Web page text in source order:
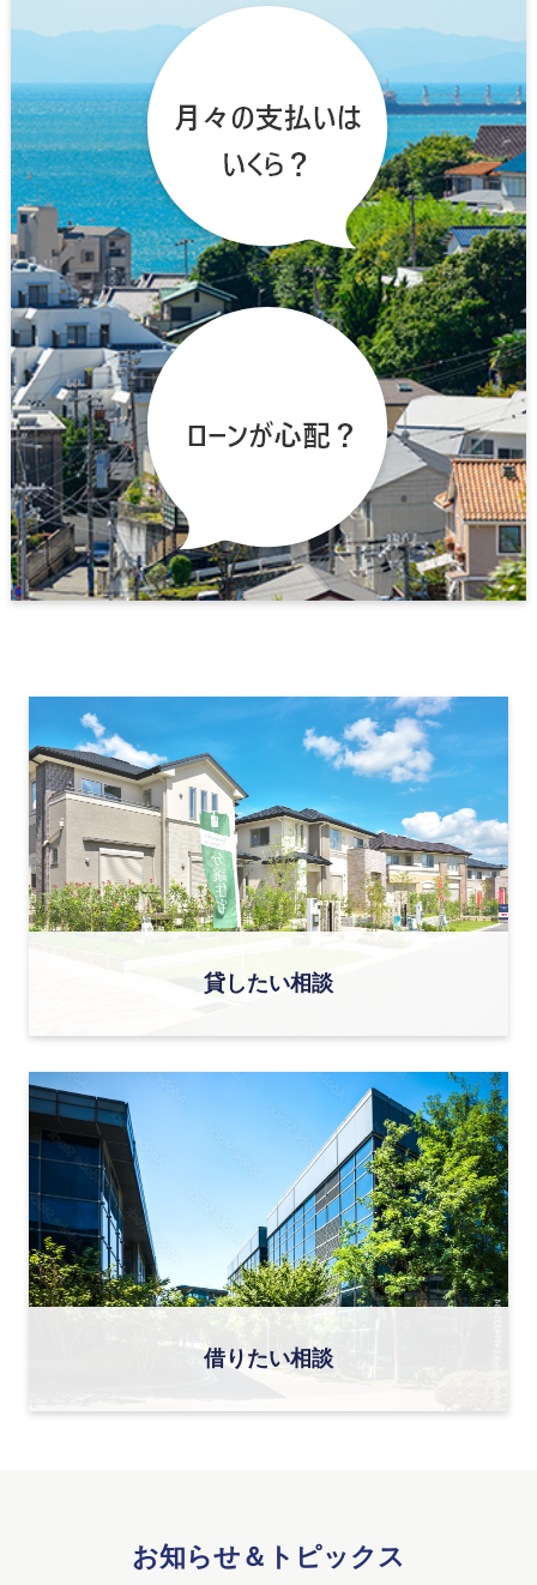
貸したい相談
借りたい相談
お知らせ＆トピックス